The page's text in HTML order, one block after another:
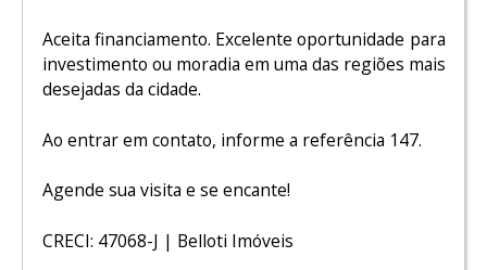
Aceita financiamento. Excelente oportunidade para
investimento ou moradia em uma das regiões mais
desejadas da cidade.
Ao entrar em contato, informe a referência 147.
Agende sua visita e se encante!
CRECI: 47068-J | Belloti Imóveis